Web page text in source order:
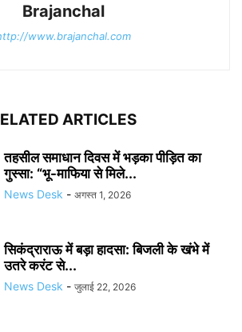
Brajanchal
www.brajanchal.com
ARTICLES
तहसील समाधान दिवस में भड़का पीड़ित का
गुस्सा: “भू-माफिया से मिले...
News Desk - अगस्त 1, 2026
सिकंद्राराऊ में बड़ा हादसा: बिजली के खंभे में
उतरे करंट से...
News Desk - जुलाई 22, 2026